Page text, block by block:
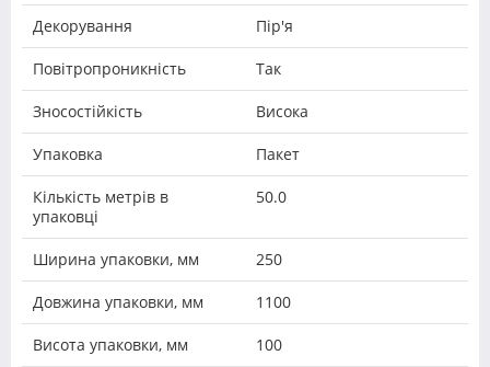
Декорування Пір'я
Повітропроникність Так
Зносостійкість Висока
Упаковка Пакет
Кількість метрів в
упаковці
50.0
Ширина упаковки, мм 250
Довжина упаковки, мм 1100
Висота упаковки, мм 100